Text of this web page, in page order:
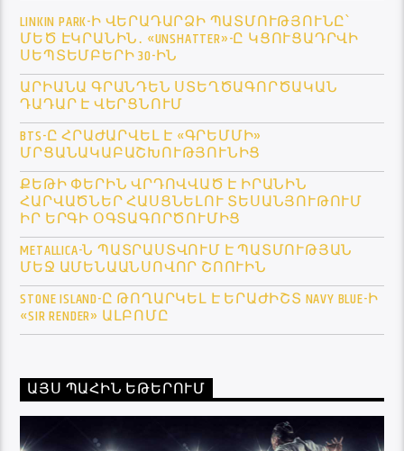
LINKIN PARK-Ի ՎԵՐԱԴԱՐՁԻ ՊԱՏՄՈՒԹՅՈՒՆԸ՝
ՄԵԾ ԷԿՐԱՆԻՆ․ «UNSHATTER»-Ը ԿՑՈՒՑԱԴՐՎԻ
ՍԵՊՏԵՄԲԵՐԻ 30-ԻՆ
ԱՐԻԱՆԱ ԳՐԱՆԴԵՆ ՍՏԵՂԾԱԳՈՐԾԱԿԱՆ
ԴԱԴԱՐ Է ՎԵՐՑՆՈՒՄ
BTS-Ը ՀՐԱԺԱՐՎԵԼ Է «ԳՐԵՄՄԻ»
ՄՐՑԱՆԱԿԱԲԱՇԽՈՒԹՅՈՒՆԻՑ
ՔԵԹԻ ՓԵՐԻՆ ՎՐԴՈՎՎԱԾ Է ԻՐԱՆԻՆ
ՀԱՐՎԱԾՆԵՐ ՀԱՍՑՆԵԼՈՒ ՏԵՍԱՆՅՈՒԹՈՒՄ
ԻՐ ԵՐԳԻ ՕԳՏԱԳՈՐԾՈՒՄԻՑ
METALLICA-Ն ՊԱՏՐԱՍՏՎՈՒՄ Է ՊԱՏՄՈՒԹՅԱՆ
ՄԵՋ ԱՄԵՆԱԱՆՍՈՎՈՐ ՇՈՈՒԻՆ
STONE ISLAND-Ը ԹՈՂԱՐԿԵԼ Է ԵՐԱԺԻՇՏ NAVY BLUE-Ի
«SIR RENDER» ԱԼԲՈՄԸ
ԱՅՍ ՊԱՀԻՆ ԵԹԵՐՈՒՄ